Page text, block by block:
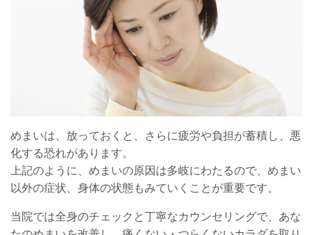
めまいは、放っておくと、さらに疲労や負担が蓄積し、悪
化する恐れがあります。
上記のように、めまいの原因は多岐にわたるので、めまい
以外の症状、身体の状態もみていくことが重要です。
当院では全身のチェックと丁寧なカウンセリングで、あな